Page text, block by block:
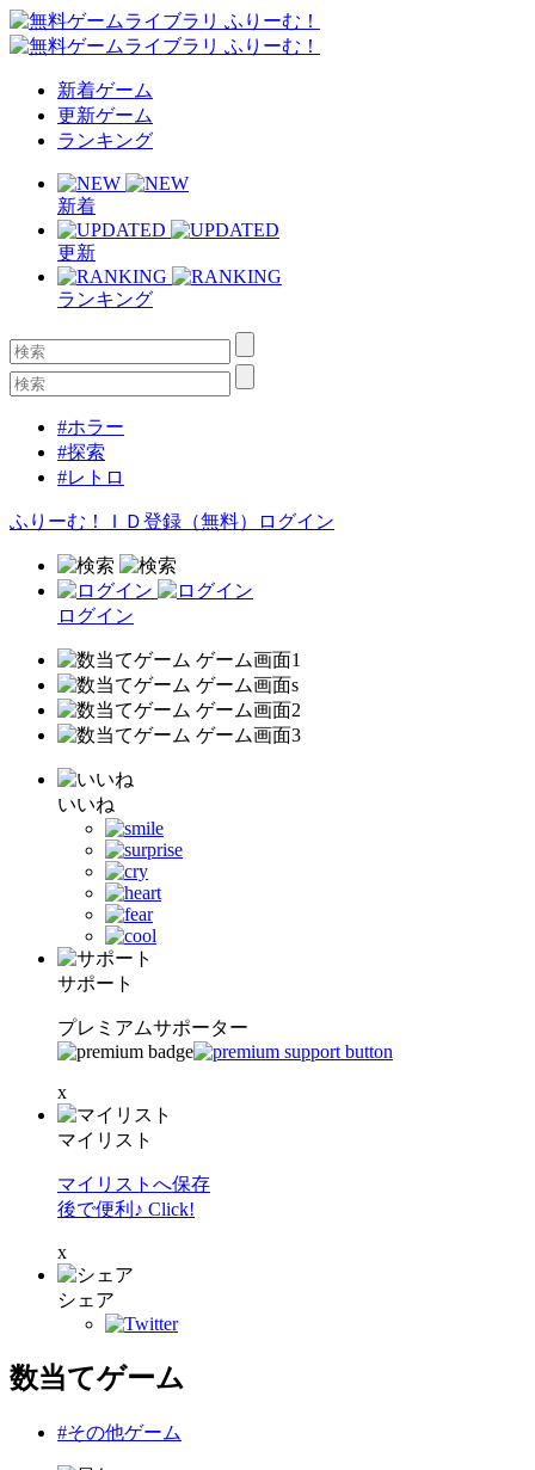
新着ゲーム
更新ゲーム
ランキング
新着
更新
ランキング
#ホラー
#探索
#レトロ
ふりーむ！ＩＤ登録（無料） ログイン
ログイン
いいね
サポート
プレミアムサポーター
x
マイリスト
マイリストへ保存
後で便利♪ Click!
x
シェア
数当てゲーム
#その他ゲーム